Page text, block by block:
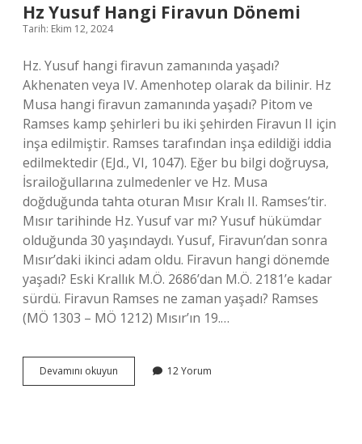
Hz Yusuf Hangi Firavun Dönemi
Tarih: Ekim 12, 2024
Hz. Yusuf hangi firavun zamanında yaşadı?
Akhenaten veya IV. Amenhotep olarak da bilinir. Hz
Musa hangi firavun zamanında yaşadı? Pitom ve
Ramses kamp şehirleri bu iki şehirden Firavun II için
inşa edilmiştir. Ramses tarafından inşa edildiği iddia
edilmektedir (EJd., VI, 1047). Eğer bu bilgi doğruysa,
İsrailoğullarına zulmedenler ve Hz. Musa
doğduğunda tahta oturan Mısır Kralı II. Ramses’tir.
Mısır tarihinde Hz. Yusuf var mı? Yusuf hükümdar
olduğunda 30 yaşındaydı. Yusuf, Firavun’dan sonra
Mısır’daki ikinci adam oldu. Firavun hangi dönemde
yaşadı? Eski Krallık M.Ö. 2686’dan M.Ö. 2181’e kadar
sürdü. Firavun Ramses ne zaman yaşadı? Ramses
(MÖ 1303 – MÖ 1212) Mısır’ın 19.…
Devamını okuyun
Yusuf
12 Yorum